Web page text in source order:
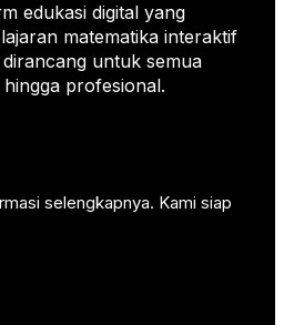
edukasi digital yang
matematika interaktif
untuk semua
profesional.
selengkapnya. Kami siap